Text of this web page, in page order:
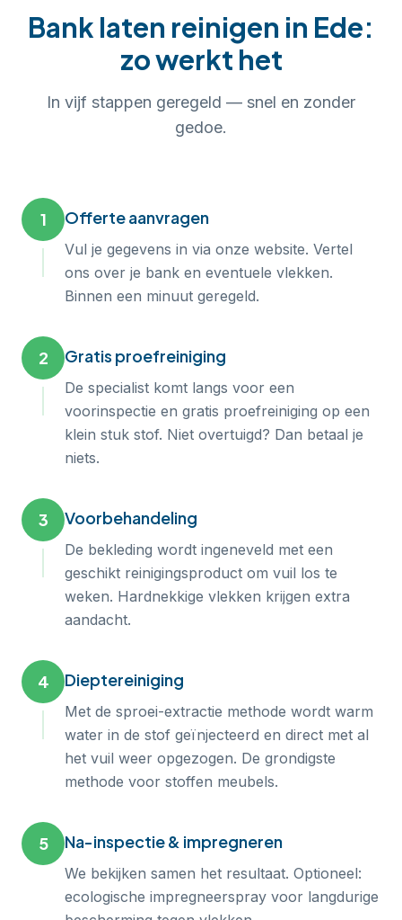
Bank laten reinigen in Ede:
zo werkt het
In vijf stappen geregeld — snel en zonder
gedoe.
1 Offerte aanvragen
Vul je gegevens in via onze website. Vertel
ons over je bank en eventuele vlekken.
Binnen een minuut geregeld.
2 Gratis proefreiniging
De specialist komt langs voor een
voorinspectie en gratis proefreiniging op een
klein stuk stof. Niet overtuigd? Dan betaal je
niets.
3 Voorbehandeling
De bekleding wordt ingeneveld met een
geschikt reinigingsproduct om vuil los te
weken. Hardnekkige vlekken krijgen extra
aandacht.
4 Dieptereiniging
Met de sproei-extractie methode wordt warm
water in de stof geïnjecteerd en direct met al
het vuil weer opgezogen. De grondigste
methode voor stoffen meubels.
5 Na-inspectie & impregneren
We bekijken samen het resultaat. Optioneel:
ecologische impregneerspray voor langdurige